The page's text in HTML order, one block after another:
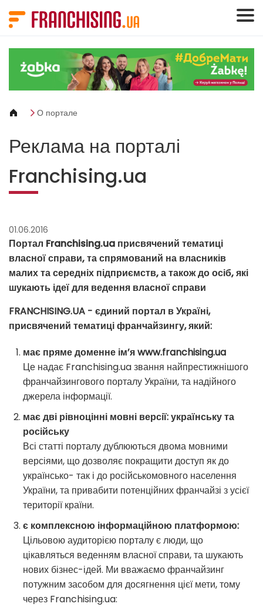
О портале
Реклама на порталі
Franchising.ua
01.06.2016
Портал Franchising.ua присвячений тематиці
власної справи, та спрямований на власників
малих та середніх підприємств, а також до осіб, які
шукають ідеї для ведення власної справи
FRANCHISING.UA - єдиний портал в Україні,
присвячений тематиці франчайзингу, який:
має пряме доменне ім’я www.franchising.ua
Це надає Franchising.ua звання найпрестижнішого
франчайзингового порталу України, та надійного
джерела інформації.
має дві рівноцінні мовні версії: українську та
російську
Всі статті порталу дублюються двома мовними
версіями, що дозволяє покращити доступ як до
українсько- так і до російськомовного населення
України, та привабити потенційних франчайзі з усієї
території країни.
є комплексною інформаційною платформою:
Цільовою аудиторією порталу є люди, що
цікавляться веденням власної справи, та шукають
нових бізнес-ідей. Ми вважаємо франчайзинг
потужним засобом для досягнення цієї мети, тому
через Franchising.ua: